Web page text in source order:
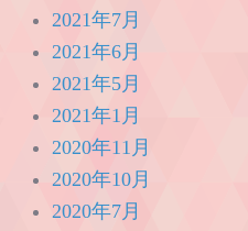
2021年7月
2021年6月
2021年5月
2021年1月
2020年11月
2020年10月
2020年7月